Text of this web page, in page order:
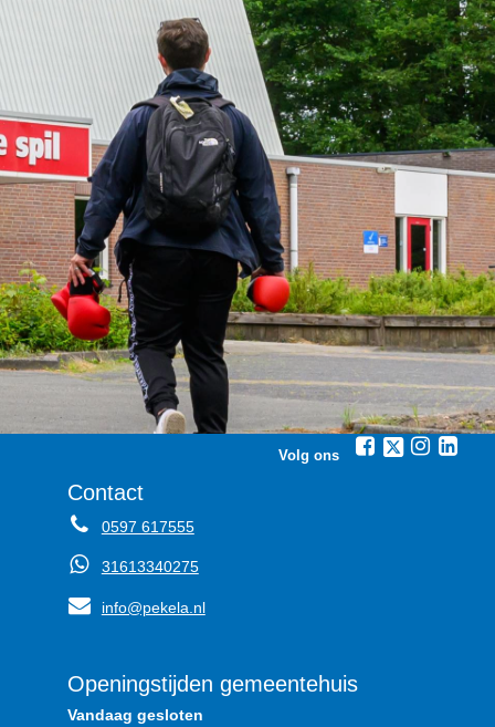
Volg ons
Contact
0597 617555
31613340275
info@pekela.nl
Openingstijden gemeentehuis
Vandaag gesloten